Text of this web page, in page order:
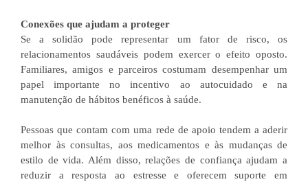
Conexões que ajudam a proteger
Se a solidão pode representar um fator de risco, os
relacionamentos saudáveis podem exercer o efeito oposto.
Familiares, amigos e parceiros costumam desempenhar um
papel importante no incentivo ao autocuidado e na
manutenção de hábitos benéficos à saúde.
Pessoas que contam com uma rede de apoio tendem a aderir
melhor às consultas, aos medicamentos e às mudanças de
estilo de vida. Além disso, relações de confiança ajudam a
reduzir a resposta ao estresse e oferecem suporte em